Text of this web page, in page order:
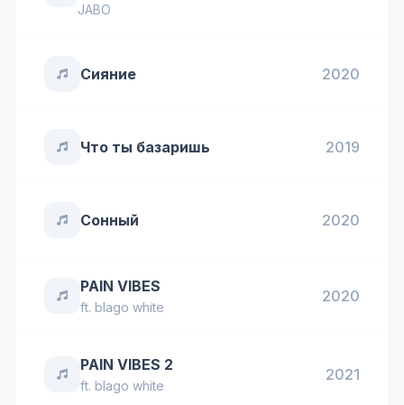
JABO
Сияние 2020
Что ты базаришь 2019
Сонный 2020
PAIN VIBES
ft. blago white
2020
PAIN VIBES 2
ft. blago white
2021